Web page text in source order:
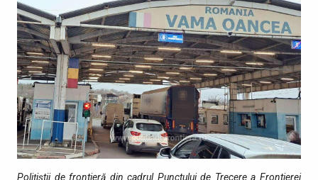
Poliţiştii de frontieră din cadrul Punctului de Trecere a Frontierei